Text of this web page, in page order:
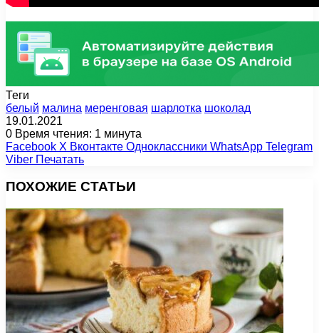
Теги
белый малина меренговая шарлотка шоколад
19.01.2021
0 Время чтения: 1 минута
Facebook X Вконтакте Одноклассники WhatsApp Telegram
Viber Печатать
ПОХОЖИЕ СТАТЬИ